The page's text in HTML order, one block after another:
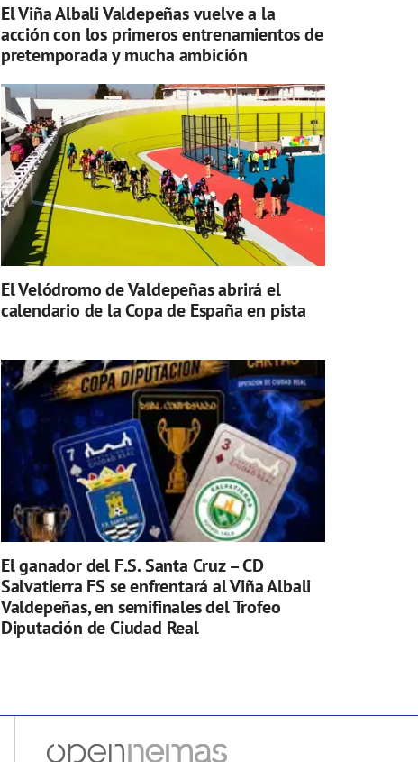
El Viña Albali Valdepeñas vuelve a la
acción con los primeros entrenamientos de
pretemporada y mucha ambición
El Velódromo de Valdepeñas abrirá el
calendario de la Copa de España en pista
El ganador del F.S. Santa Cruz – CD
Salvatierra FS se enfrentará al Viña Albali
Valdepeñas, en semifinales del Trofeo
Diputación de Ciudad Real